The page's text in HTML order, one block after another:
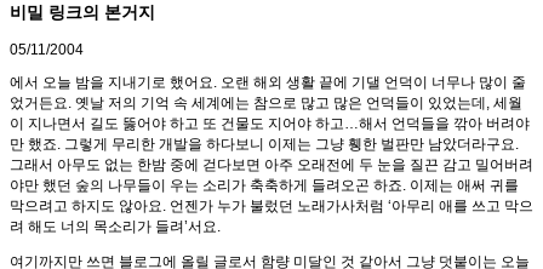
비밀 링크의 본거지
05/11/2004
에서 오늘 밤을 지내기로 했어요. 오랜 해외 생활 끝에 기댈 언덕이 너무나 많이 줄
었거든요. 옛날 저의 기억 속 세계에는 참으로 많고 많은 언덕들이 있었는데, 세월
이 지나면서 길도 뚫어야 하고 또 건물도 지어야 하고…해서 언덕들을 깎아 버려야
만 했죠. 그렇게 무리한 개발을 하다보니 이제는 그냥 휑한 벌판만 남았더라구요.
그래서 아무도 없는 한밤 중에 걷다보면 아주 오래전에 두 눈을 질끈 감고 밀어버려
야만 했던 숲의 나무들이 우는 소리가 축축하게 들려오곤 하죠. 이제는 애써 귀를
막으려고 하지도 않아요. 언젠가 누가 불렀던 노래가사처럼 ‘아무리 애를 쓰고 막으
려 해도 너의 목소리가 들려’서요.
여기까지만 쓰면 블로그에 올릴 글로서 함량 미달인 것 같아서 그냥 덧붙이는 오늘